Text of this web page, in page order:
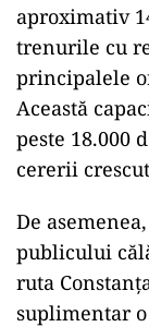
aproximativ
trenurile cu
principalele
Această
peste 18.000
cererii
De
publicului
ruta
suplimentar